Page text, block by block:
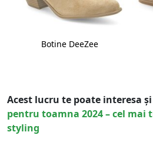
Botine DeeZee
Acest lucru te poate interesa și
pentru toamna 2024 – cel mai
styling